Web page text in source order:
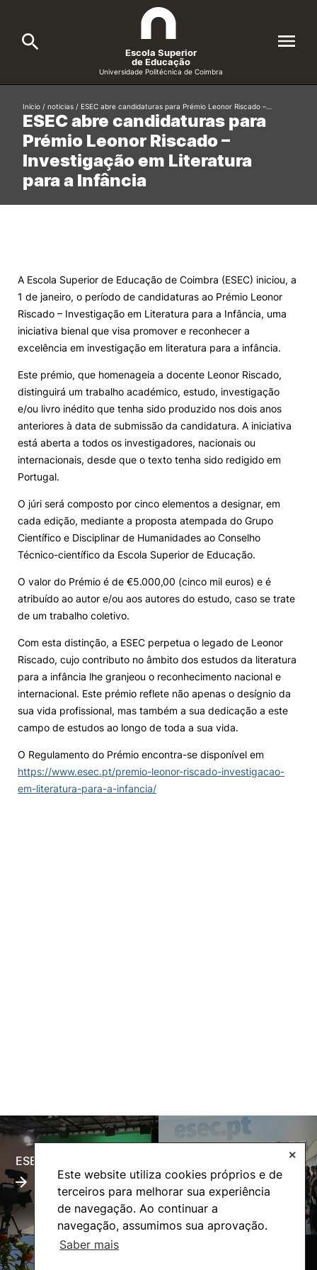
Este website utiliza cookies próprios e de
terceiros para melhorar sua experiência
de navegação. Ao continuar a
navegação, assumimos sua aprovação.
Saber mais
✕
A ESEC
Cursos
Candidatos
Alunos
Knowledge Factory
Candidaturas
Escola Superior
de Educação
Universidade Politécnica de Coimbra
Search
Formative Offer General
ESEC abre candidaturas para
Prémio Leonor Riscado –
Investigação em Literatura
para a Infância
Início / noticias / ESEC abre candidaturas para Prémio Leonor Riscado –…
A Escola Superior de Educação de Coimbra (ESEC) iniciou, a
1 de janeiro, o período de candidaturas ao Prémio Leonor
Riscado – Investigação em Literatura para a Infância, uma
iniciativa bienal que visa promover e reconhecer a
excelência em investigação em literatura para a infância.
Este prémio, que homenageia a docente Leonor Riscado,
distinguirá um trabalho académico, estudo, investigação
e/ou livro inédito que tenha sido produzido nos dois anos
anteriores à data de submissão da candidatura. A iniciativa
está aberta a todos os investigadores, nacionais ou
internacionais, desde que o texto tenha sido redigido em
Portugal.
O júri será composto por cinco elementos a designar, em
cada edição, mediante a proposta atempada do Grupo
Científico e Disciplinar de Humanidades ao Conselho
Técnico-científico da Escola Superior de Educação.
O valor do Prémio é de €5.000,00 (cinco mil euros) e é
atribuído ao autor e/ou aos autores do estudo, caso se trate
de um trabalho coletivo.
Com esta distinção, a ESEC perpetua o legado de Leonor
Riscado, cujo contributo no âmbito dos estudos da literatura
para a infância lhe granjeou o reconhecimento nacional e
internacional. Este prémio reflete não apenas o desígnio da
sua vida profissional, mas também a sua dedicação a este
campo de estudos ao longo de toda a sua vida.
O Regulamento do Prémio encontra-se disponível em
https://www.esec.pt/premio-leonor-riscado-investigacao-
em-literatura-para-a-infancia/
ESECTV